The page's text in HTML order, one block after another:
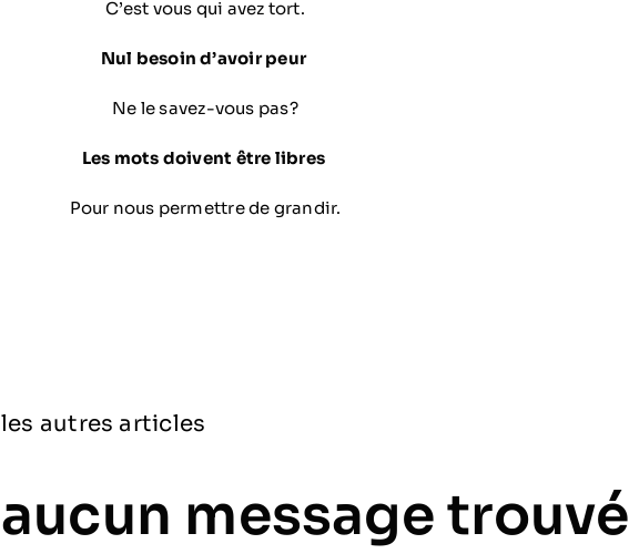
C’est vous qui avez tort.
Nul besoin d’avoir peur
Ne le savez-vous pas?
Les mots doivent être libres
Pour nous permettre de grandir.
les autres articles
aucun message trouvé